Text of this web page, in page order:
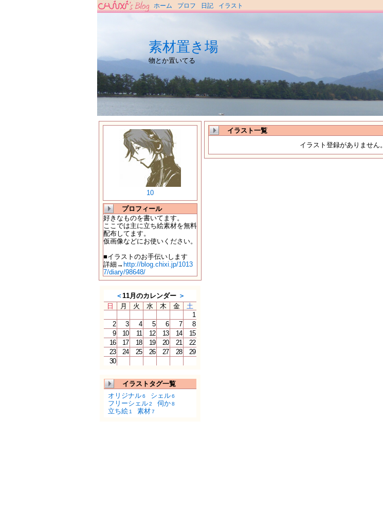
ホーム プロフ 日記 イラスト
素材置き場
物とか置いてる
10
プロフィール
好きなものを書いてます。
ここでは主に立ち絵素材を無料
配布してます。
仮画像などにお使いください。
■イラストのお手伝いします
詳細→ http://blog.chixi.jp/1013
7/diary/98648/
＜11月のカレンダー ＞
日
月 火 水 木 金
土
1
2
3 4 5 6 7
8
9
10 11 12 13 14
15
16
17 18 19 20 21
22
23
24 25 26 27 28
29
30
イラストタグ一覧
オリジナル6 シェル6
フリーシェル2 伺か8
立ち絵 1 素材7
イラスト一覧
イラスト登録がありません。